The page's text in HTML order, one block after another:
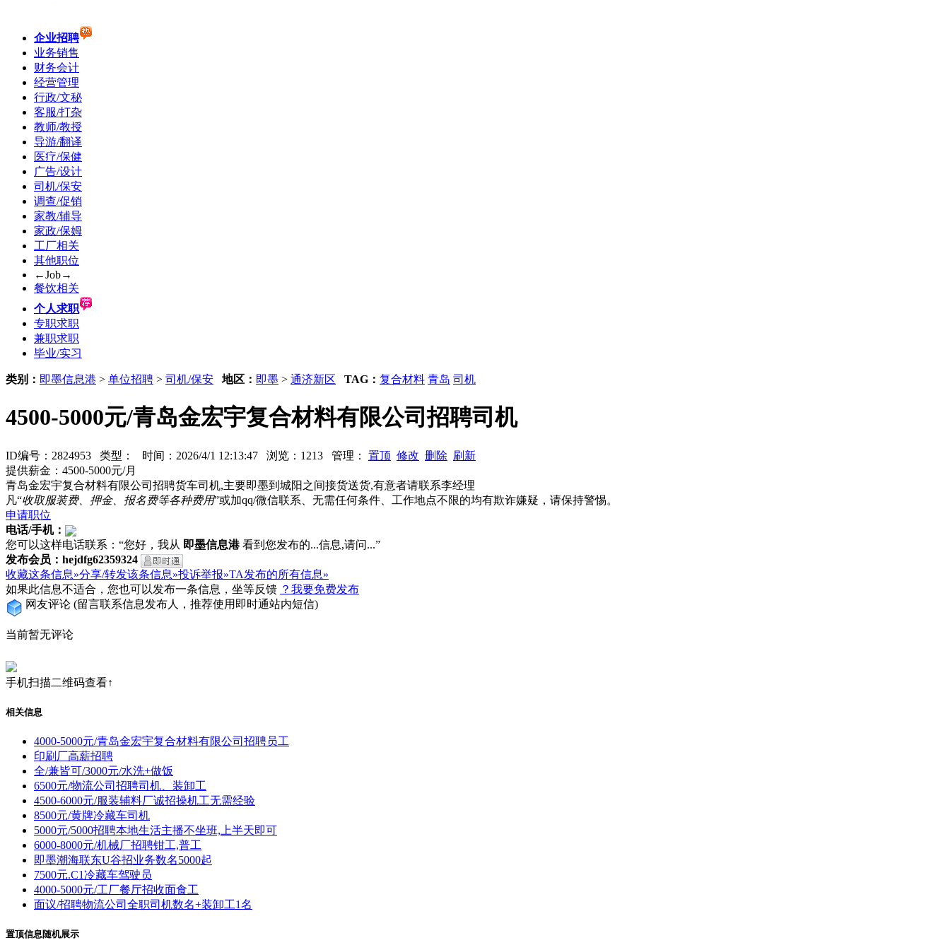
企业招聘
业务销售
财务会计
经营管理
行政/文秘
客服/打杂
教师/教授
导游/翻译
医疗/保健
广告/设计
司机/保安
调查/促销
家教/辅导
家政/保姆
工厂相关
其他职位
←Job→
餐饮相关
个人求职
专职求职
兼职求职
毕业/实习
类别： 即墨信息港 > 单位招聘 > 司机/保安 地区： 即墨 > 通济新区 TAG： 复合材料 青岛 司机
4500-5000元/青岛金宏宇复合材料有限公司招聘司机
ID编号：2824953 类型： 时间：2026/4/1 12:13:47 浏览：1213 管理： 置顶 修改 删除 刷新
提供薪金：4500-5000元/月
青岛金宏宇复合材料有限公司招聘货车司机,主要即墨到城阳之间接货送货,有意者请联系李经理
凡“收取服装费、押金、报名费等各种费用”或加qq/微信联系、无需任何条件、工作地点不限的均有欺诈嫌疑，请保持警惕。
申请职位
电话/手机：
您可以这样电话联系：“您好，我从 即墨信息港看到您发布的...信息,请问...”
发布会员：hejdfg62359324
收藏这条信息»分享/转发该条信息»投诉举报»TA发布的所有信息»
如果此信息不适合，您也可以发布一条信息，坐等反馈 ？我要免费发布
网友评论 (留言联系信息发布人，推荐使用即时通站内短信)
当前暂无评论
手机扫描二维码查看↑
相关信息
4000-5000元/青岛金宏宇复合材料有限公司招聘员工
印刷厂高薪招聘
全/兼皆可/3000元/水洗+做饭
6500元/物流公司招聘司机、装卸工
4500-6000元/服装辅料厂诚招操机工无需经验
8500元/黄牌冷藏车司机
5000元/5000招聘本地生活主播不坐班,上半天即可
6000-8000元/机械厂招聘钳工,普工
即墨潮海联东U谷招业务数名5000起
7500元.C1冷藏车驾驶员
4000-5000元/工厂餐厅招收面食工
面议/招聘物流公司全职司机数名+装卸工1名
置顶信息随机展示